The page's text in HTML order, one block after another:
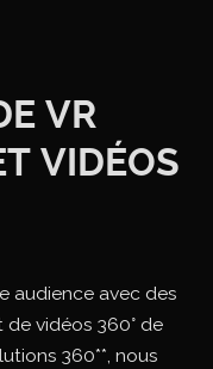
VR
VIDÉOS
audience avec des
vidéos 360° de
360**, nous